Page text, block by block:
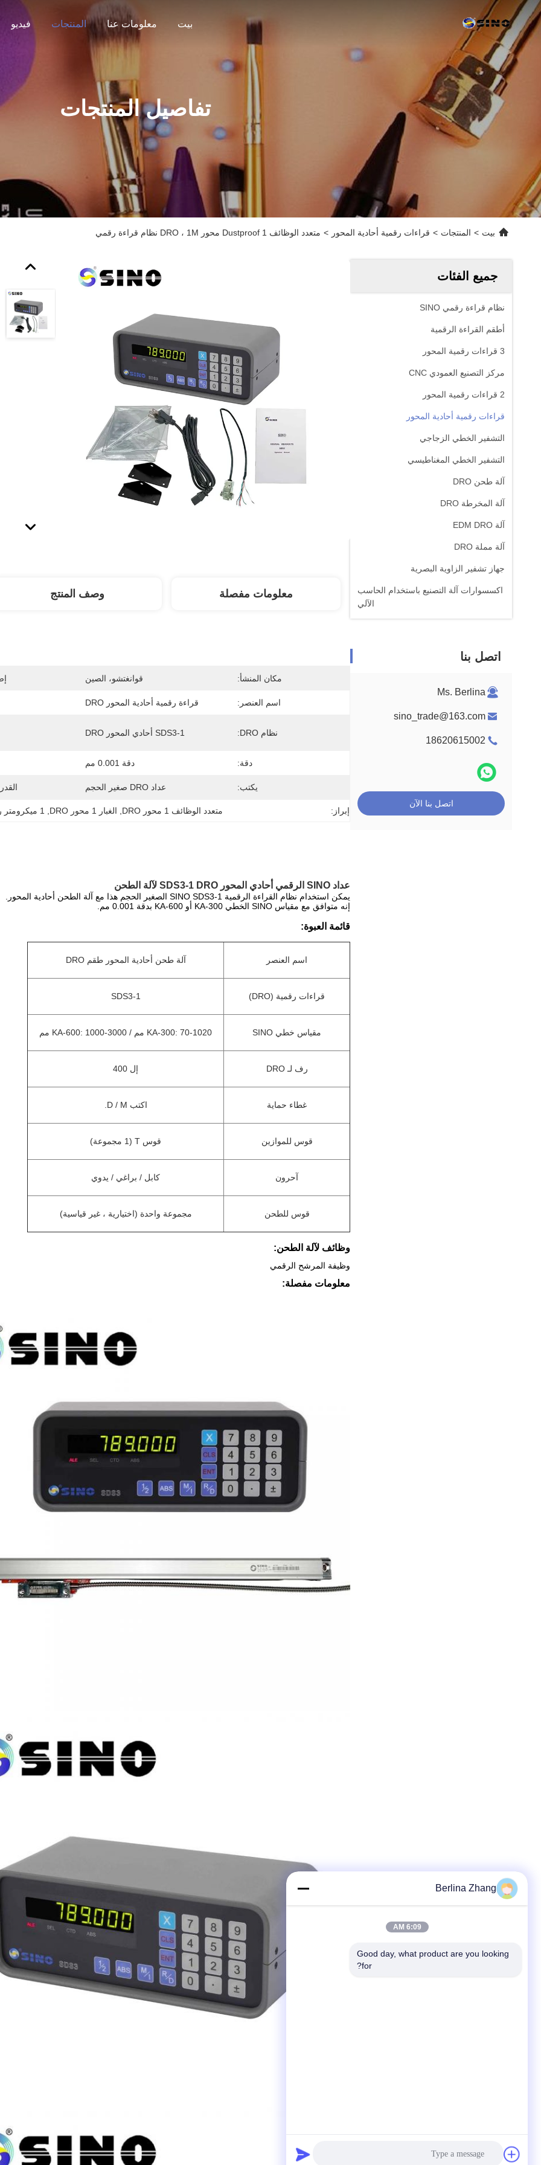
بيت معلومات عنا المنتجات فيديو
تفاصيل المنتجات
بيت > المنتجات > قراءات رقمية أحادية المحور > متعدد الوظائف Dustproof 1 محور DRO ، 1M نظام قراءة رقمي
جميع الفئات
نظام قراءة رقمي SINO
أطقم القراءة الرقمية
3 قراءات رقمية المحور
مركز التصنيع العمودي CNC
2 قراءات رقمية المحور
قراءات رقمية أحادية المحور
التشفير الخطي الزجاجي
التشفير الخطي المغناطيسي
آلة طحن DRO
آلة المخرطة DRO
آلة EDM DRO
آلة مملة DRO
جهاز تشفير الزاوية البصرية
اكسسوارات آلة التصنيع باستخدام الحاسب
الآلي
اتصل بنا
Ms. Berlina
sino_trade@163.com
18620615002
اتصل بنا الآن
معلومات مفصلة وصف المنتج
مكان المنشأ: قوانغتشو، الصين
اسم العنصر: قراءة رقمية أحادية المحور DRO
نظام DRO: SDS3-1 أحادي المحور DRO
دقة: دقة 0.001 مم
يكتب: عداد DRO صغير الحجم
إبراز: متعدد الوظائف 1 محور DRO الغبار 1 محور DRO 1 ميكرومتر رقمي نظام قراءة
عداد SINO الرقمي أحادي المحور SDS3-1 DRO لآلة الطحن
يمكن استخدام نظام القراءة الرقمية SINO SDS3-1 الصغير الحجم هذا مع آلة الطحن أحادية المحور.
إنه متوافق مع مقياس SINO الخطي KA-300 أو KA-600 بدقة 0.001 مم.
قائمة العبوة:
اسم العنصر آلة طحن أحادية المحور طقم DRO
قراءات رقمية (DRO) SDS3-1
مقياس خطي SINO KA-300: 70-1020 مم / KA-600: 1000-3000 مم
رف لـ DRO إل 400
غطاء حماية اكتب D / M.
قوس للموازين قوس T (1 مجموعة)
آحرون كابل / براغي / يدوي
قوس للطحن مجموعة واحدة (اختيارية ، غير قياسية)
وظائف لآلة الطحن:
وظيفة المرشح الرقمي
معلومات مفصلة:
Berlina Zhang
6:09 AM
Good day, what product are you looking
for?